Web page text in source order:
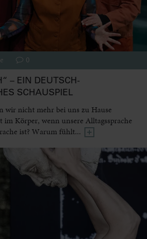
0
– EIN DEUTSCH-
SCHAUSPIEL
wir nicht mehr bei uns zu Hause
im Körper, wenn unsere Alltagssprache
ist? Warum fühlt...